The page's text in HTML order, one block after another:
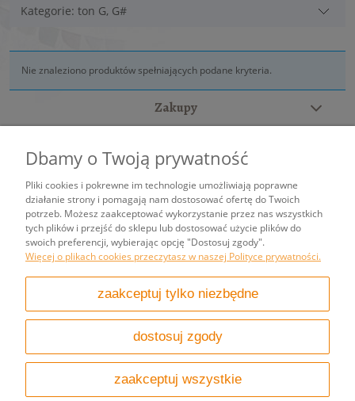
Kategorie: ton G, G#
Nie znaleziono produktów spełniających podane kryteria.
Zakupy
Moje konto
Informacje
pokaż pełną wersję strony
Sklep internetowy Shoper.pl
Dbamy o Twoją prywatność
Pliki cookies i pokrewne im technologie umożliwiają poprawne
działanie strony i pomagają nam dostosować ofertę do Twoich
potrzeb. Możesz zaakceptować wykorzystanie przez nas wszystkich
tych plików i przejść do sklepu lub dostosować użycie plików do
swoich preferencji, wybierając opcję "Dostosuj zgody".
Więcej o plikach cookies przeczytasz w naszej Polityce prywatności.
zaakceptuj tylko niezbędne
dostosuj zgody
zaakceptuj wszystkie